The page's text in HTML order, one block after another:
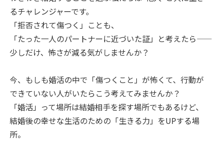
るチャレンジャーです。
「拒否されて傷つく」ことも、
「たった一人のパートナーに近づいた証」と考えたら――
少しだけ、怖さが減る気がしませんか？
今、もしも婚活の中で「傷つくこと」が怖くて、行動が
できていない人がいたらこう考えてみませんか？
「婚活」って場所は結婚相手を探す場所でもあるけど、
結婚後の幸せな生活のための「生きる力」をUPする場
所。